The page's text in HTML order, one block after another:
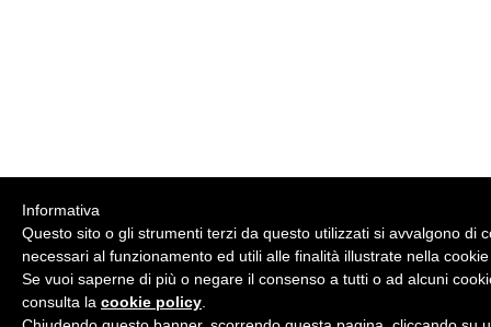
Informativa
Questo sito o gli strumenti terzi da questo utilizzati si avvalgono di
necessari al funzionamento ed utili alle finalità illustrate nella
Se vuoi saperne di più o negare il consenso a tutti o ad alcuni
consulta la cookie policy